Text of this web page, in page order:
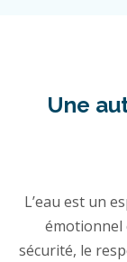
Une
L’eau est un
émotionnel
sécurité, le